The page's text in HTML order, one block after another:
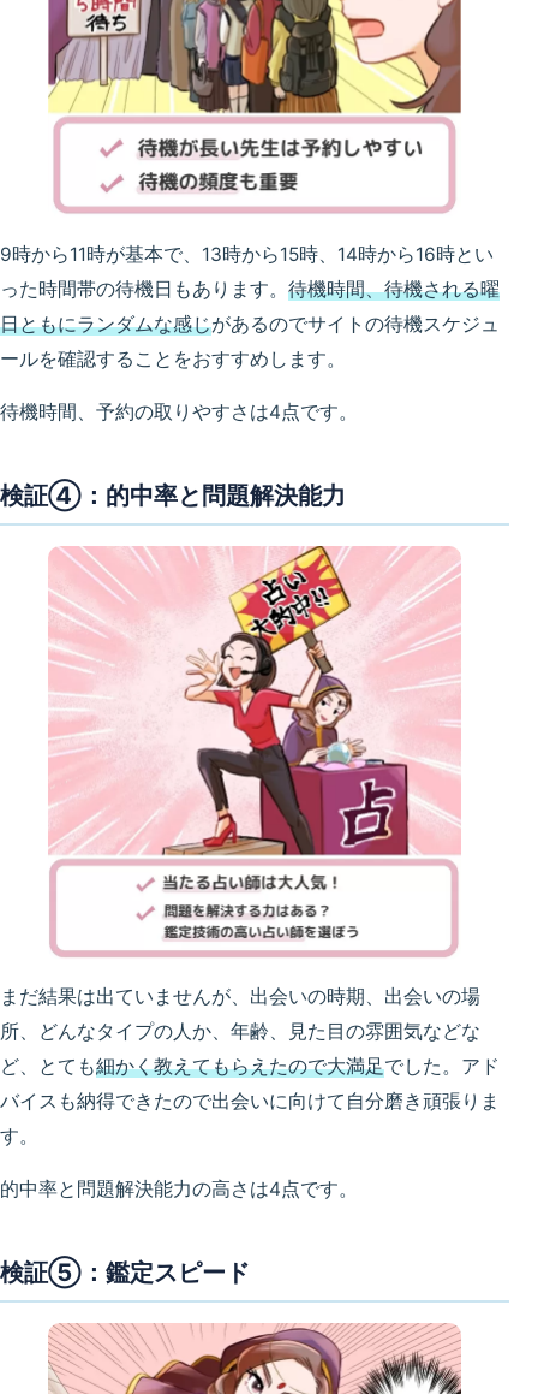
9時から11時が基本で、13時から15時、14時から16時とい
った時間帯の待機日もあります。 待機時間、待機される曜
日ともにランダムな感じがあるのでサイトの待機スケジュ
ールを確認することをおすすめします。
待機時間、予約の取りやすさは4点です。
検証④：的中率と問題解決能力
まだ結果は出ていませんが、出会いの時期、出会いの場
所、どんなタイプの人か、年齢、見た目の雰囲気などな
ど、とても細かく教えてもらえたので大満足でした。アド
バイスも納得できたので出会いに向けて自分磨き頑張りま
す。
的中率と問題解決能力の高さは4点です。
検証⑤：鑑定スピード